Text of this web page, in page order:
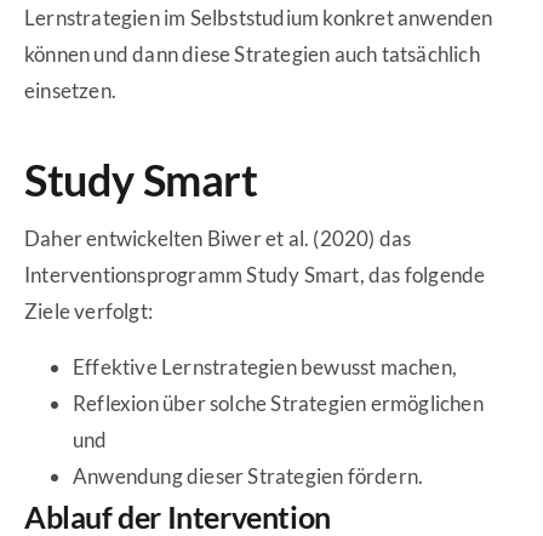
Lernstrategien im Selbststudium konkret anwenden
können und dann diese Strategien auch tatsächlich
einsetzen.
Study Smart
Daher entwickelten Biwer et al. (2020) das
Interventionsprogramm Study Smart, das folgende
Ziele verfolgt:
Effektive Lernstrategien bewusst machen,
Reflexion über solche Strategien ermöglichen
und
Anwendung dieser Strategien fördern.
Ablauf der Intervention